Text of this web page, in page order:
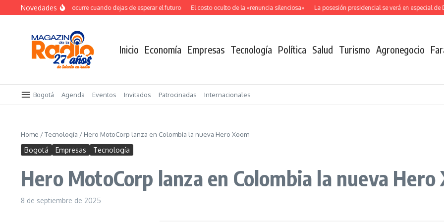
Saltar al contenido
Novedades
El verdadero salto ocurre cuando dejas de esperar el futuro El costo oculto de la «renuncia silenciosa» La posesión presidencial se verá en especial de
Inicio Economía Empresas Tecnología Política Salud Turismo Agronegocio
Bogotá Agenda Eventos Invitados Patrocinadas Internacionales
Home /Tecnología / Hero MotoCorp lanza en Colombia la nueva Hero Xoom
Bogotá Empresas Tecnología
Hero MotoCorp lanza en Colombia la nueva Hero
8 de septiembre de 2025